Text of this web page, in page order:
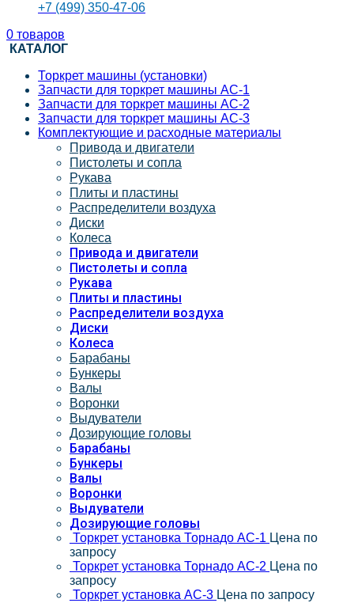
+7 (499) 350-47-06
0 товаров
КАТАЛОГ
Торкрет машины (установки)
Запчасти для торкрет машины АС-1
Запчасти для торкрет машины АС-2
Запчасти для торкрет машины АС-3
Комплектующие и расходные материалы
Привода и двигатели
Пистолеты и сопла
Рукава
Плиты и пластины
Распределители воздуха
Диски
Колеса
Привода и двигатели
Пистолеты и сопла
Рукава
Плиты и пластины
Распределители воздуха
Диски
Колеса
Барабаны
Бункеры
Валы
Воронки
Выдуватели
Дозирующие головы
Барабаны
Бункеры
Валы
Воронки
Выдуватели
Дозирующие головы
Торкрет установка Торнадо АС-1 Цена по
запросу
Торкрет установка Торнадо АС-2 Цена по
запросу
Торкрет установка АС-3 Цена по запросу